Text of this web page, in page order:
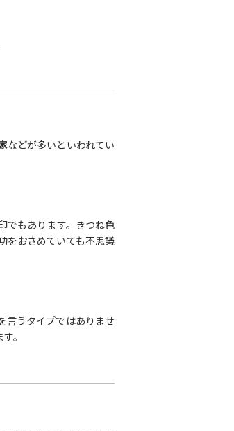
などが多いといわれてい
でもあります。きつね色
をおさめていても不思議
言うタイプではありませ
。